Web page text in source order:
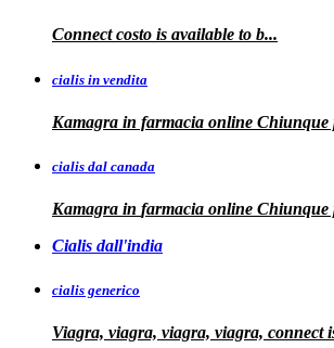
Connectcosto is available to b...
cialis in vendita
Kamagra in farmacia online Chiunque
cialis dal canada
Kamagra in farmacia online Chiunque
Cialis dall'india
cialis generico
Viagra, viagra, viagra, viagra, connect